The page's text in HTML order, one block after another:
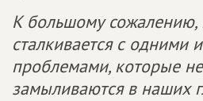
К большому
сталкивается с одними
проблемами, которые
замыливаются в наших